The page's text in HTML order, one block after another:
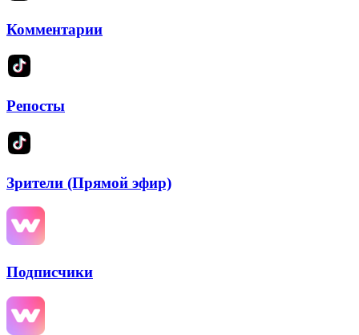
Комментарии
Репосты
Зрители (Прямой эфир)
Подписчики